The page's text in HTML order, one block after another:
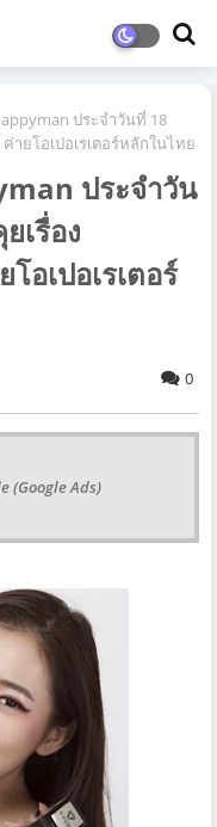
ประจำวันที่ 18
ายโอเปอเรเตอร์หลักในไทย
ประจำวัน
เรื่อง
อเปอเรเตอร์
0
(Google Ads)